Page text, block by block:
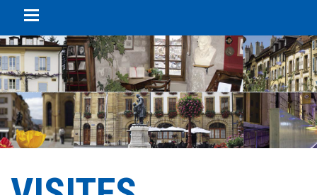
Panneau de gestion des cookies